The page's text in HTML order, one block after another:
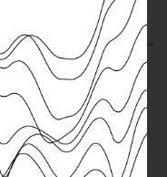
per i servizi